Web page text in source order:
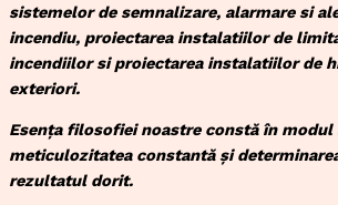
sistemelor de semnalizare, alarmare si
incendiu, proiectarea instalatiilor de
incendiilor si proiectarea instalatiilor de
exteriori.
Esența filosofiei noastre constă în modul
meticulozitatea constantă și
rezultatul dorit.